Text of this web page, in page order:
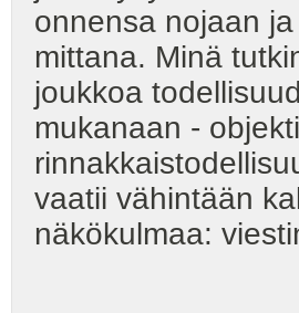
onnensa nojaan
mittana. Minä
joukkoa
mukanaan -
vaatii vähintään
näkökulmaa: